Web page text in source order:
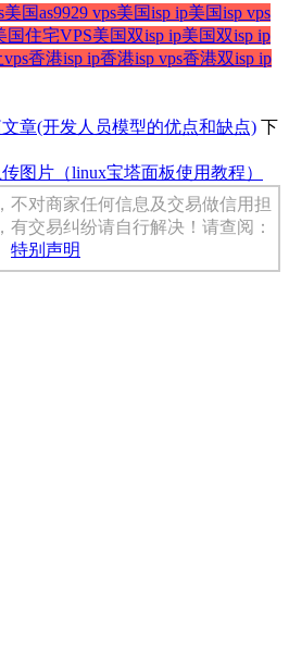
美国as9929 vps美国isp ip美国isp vps
国住宅VPS美国双isp ip美国双isp ip
香港isp ip香港isp vps香港双isp ip
章(开发人员模型的优点和缺点) 下
图片（linux宝塔面板使用教程）
不对商家任何信息及交易做信用担
有交易纠纷请自行解决！请查阅：
特别声明